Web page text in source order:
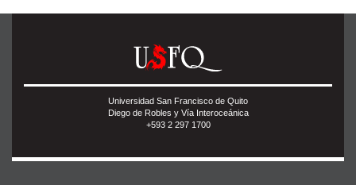
Universidad San Francisco de Quito
Diego de Robles y Vía Interoceánica
+593 2 297 1700